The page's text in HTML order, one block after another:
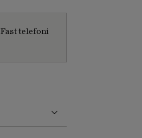
Fast telefoni